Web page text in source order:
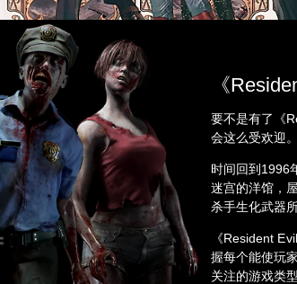
《
要不是有了《
会这么受欢迎。
时间回到1996
迷宫的洋馆，
杀手生化武器
《Resident
握每个能使玩
关注的游戏类型